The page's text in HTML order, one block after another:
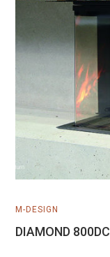
M-DESIGN
DIAMOND 800DC